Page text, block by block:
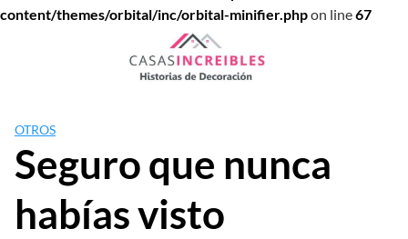
content/themes/orbital/inc/orbital-minifier.phpon line67
OTROS
Seguro que nunca
habías visto